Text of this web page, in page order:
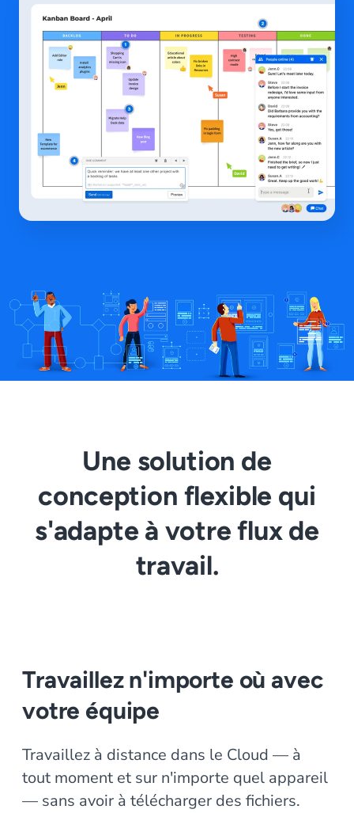
Une solution de
conception flexible qui
s'adapte à votre flux de
travail.
Travaillez n'importe où avec
votre équipe
Travaillez à distance dans le Cloud — à
tout moment et sur n'importe quel appareil
— sans avoir à télécharger des fichiers.